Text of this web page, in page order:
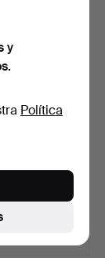
Indias
2026
y
Política